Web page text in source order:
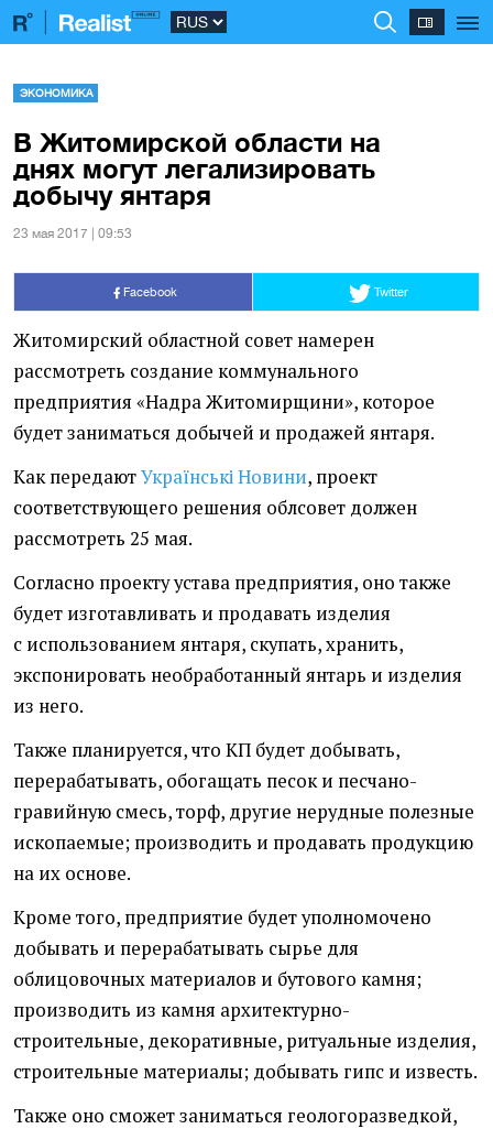
ЭКОНОМИКА
В Житомирской области на
днях могут легализировать
добычу янтаря
23 мая 2017 | 09:53
Facebook Twitter
Житомирский областной совет намерен
рассмотреть создание коммунального
предприятия «Надра Житомирщини», которое
будет заниматься добычей и продажей янтаря.
Как передаютУкраїнські Новини, проект
соответствующего решения облсовет должен
рассмотреть 25 мая.
Согласно проекту устава предприятия, оно также
будет изготавливать и продавать изделия
с использованием янтаря, скупать, хранить,
экспонировать необработанный янтарь и изделия
из него.
Также планируется, что КП будет добывать,
перерабатывать, обогащать песок и песчано-
гравийную смесь, торф, другие нерудные полезные
ископаемые; производить и продавать продукцию
на их основе.
Кроме того, предприятие будет уполномочено
добывать и перерабатывать сырье для
облицовочных материалов и бутового камня;
производить из камня архитектурно-
строительные, декоративные, ритуальные изделия,
строительные материалы; добывать гипс и известь.
Также оно сможет заниматься геологоразведкой,